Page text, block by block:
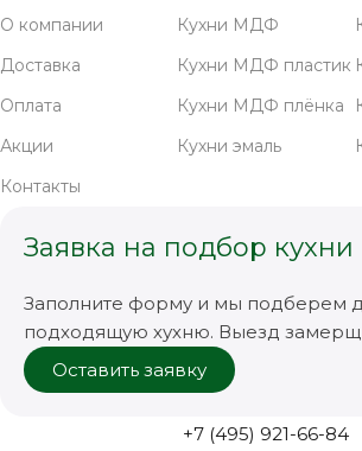
О компании
Доставка
Оплата
Акции
Контакты
Кухни МДФ
Кухни МДФ пластик
Кухни МДФ плёнка
Кухни эмаль
Заявка на подбор кухни
Заполните форму и мы подберем
подходящую хухню. Выезд
Оставить заявку
+7 (495) 921-66-84